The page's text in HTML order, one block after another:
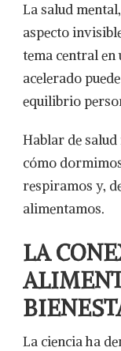
La salud
aspecto
tema central
acelerado
equilibrio
Hablar de
cómo
respiramos y,
alimentamos.
LA
La ciencia ha